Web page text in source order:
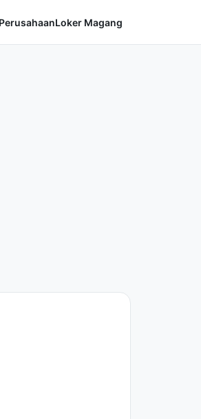
PerusahaanLoker Magang